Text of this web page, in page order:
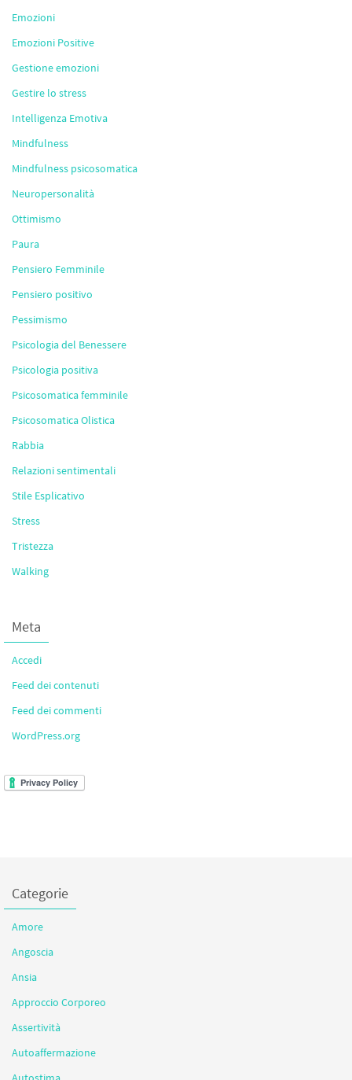
Emozioni
Emozioni Positive
Gestione emozioni
Gestire lo stress
Intelligenza Emotiva
Mindfulness
Mindfulness psicosomatica
Neuropersonalità
Ottimismo
Paura
Pensiero Femminile
Pensiero positivo
Pessimismo
Psicologia del Benessere
Psicologia positiva
Psicosomatica femminile
Psicosomatica Olistica
Rabbia
Relazioni sentimentali
Stile Esplicativo
Stress
Tristezza
Walking
Meta
Accedi
Feed dei contenuti
Feed dei commenti
WordPress.org
Categorie
Amore
Angoscia
Ansia
Approccio Corporeo
Assertività
Autoaffermazione